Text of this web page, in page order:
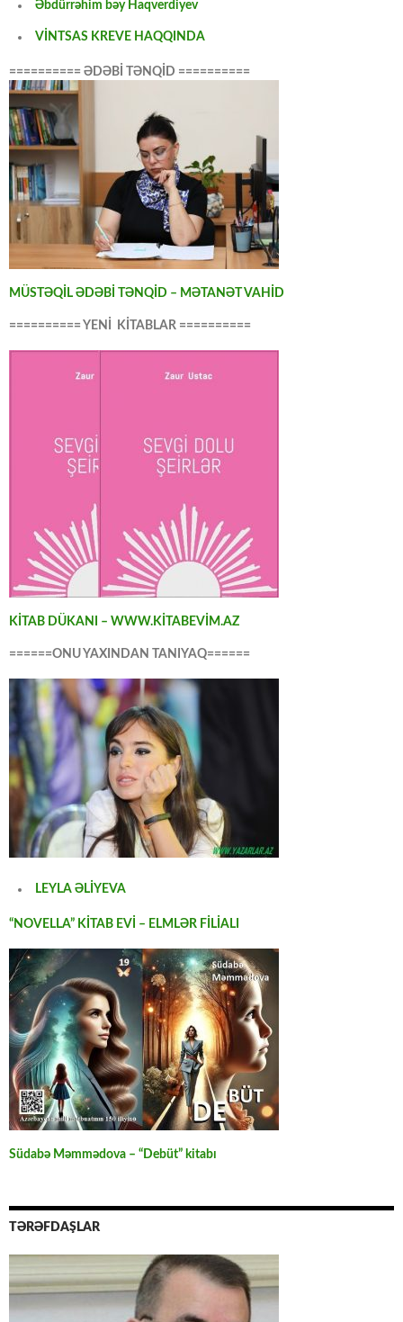
Əbdürrəhim bəy Haqverdiyev
VİNTSAS KREVE HAQQINDA
========== ƏDƏBİ TƏNQİD ==========
MÜSTƏQİL ƏDƏBİ TƏNQİD – MƏTANƏT VAHİD
========== YENİ KİTABLAR ==========
KİTAB DÜKANI – WWW.KİTABEVİM.AZ
======ONU YAXINDAN TANIYAQ======
LEYLA ƏLİYEVA
“NOVELLA” KİTAB EVİ – ELMLƏR FİLİALI
Südabə Məmmədova – “Debüt” kitabı
TƏRƏFDAŞLAR